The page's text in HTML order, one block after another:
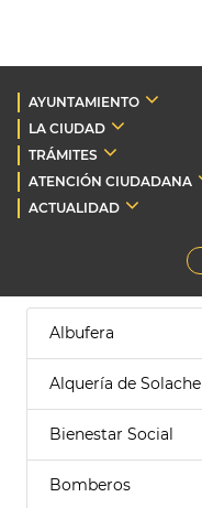
AYUNTAMIENTO
LA CIUDAD
TRÁMITES
ATENCIÓN CIUDADANA
ACTUALIDAD
Albufera
Alquería de Solache
Bienestar Social
Bomberos